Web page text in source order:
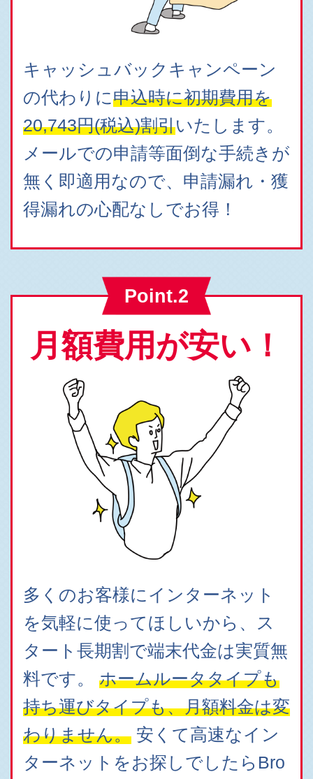
キャッシュバックキャンペーン
の代わりに申込時に初期費用を
20,743円(税込)割引いたします。
メールでの申請等面倒な手続きが
無く即適用なので、申請漏れ・獲
得漏れの心配なしでお得！
Point.2
月額費用が安い！
多くのお客様にインターネット
を気軽に使ってほしいから、ス
タート長期割で端末代金は実質無
料です。 ホームルータタイプも
持ち運びタイプも、月額料金は変
わりません。 安くて高速なイン
ターネットをお探しでしたらBro